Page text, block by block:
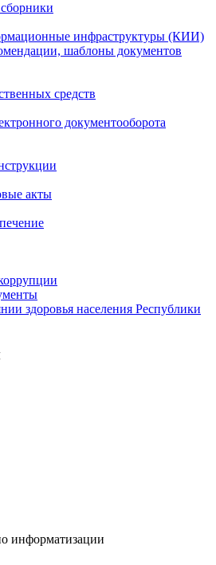
инфраструктуры (КИИ)
шаблоны документов
средств
документооборота
акты
здоровья населения Республики
информатизации